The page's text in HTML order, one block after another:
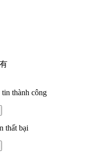
thành công
thất bại